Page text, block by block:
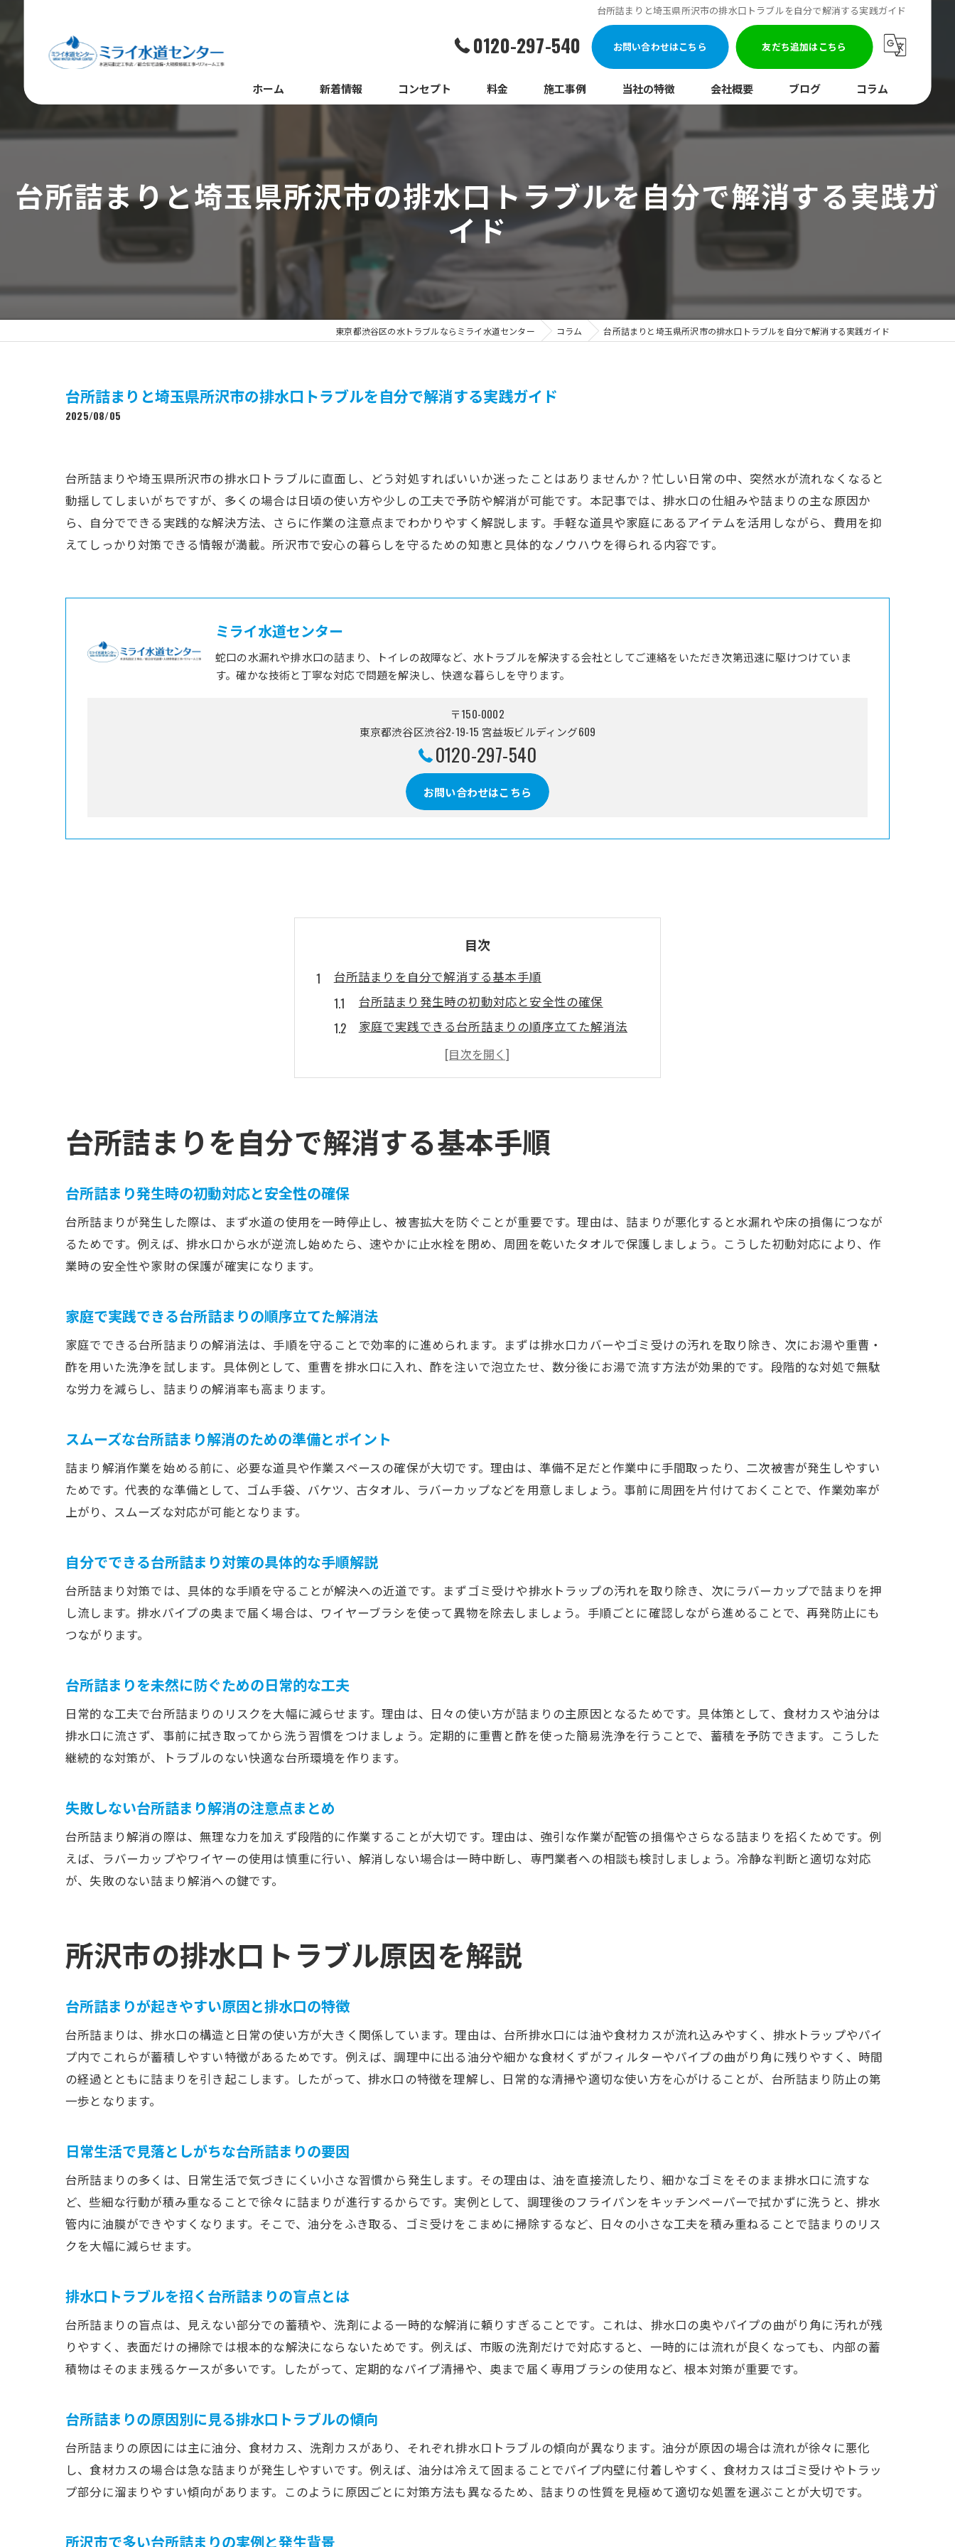
台所詰まりと埼玉県所沢市の排水口トラブルを自分で解消する実践ガイド
0120-297-540 お問い合わせはこちら 友だち追加はこちら
ホーム 新着情報 コンセプト 料金 施工事例 当社の特徴
給湯器
トイレ
会社概要 ブログ コラム
台所詰まりと埼玉県所沢市の排水口トラブルを自分で解消する実践ガ
イド
東京都渋谷区の水トラブルならミライ水道センター コラム 台所詰まりと埼玉県所沢市の排水口トラブルを自分で解消する実践ガイド
台所詰まりと埼玉県所沢市の排水口トラブルを自分で解消する実践ガイド
2025/08/05
台所詰まりや埼玉県所沢市の排水口トラブルに直面し、どう対処すればいいか迷ったことはありませんか？忙しい日常の中、突然水が流れなくなると
動揺してしまいがちですが、多くの場合は日頃の使い方や少しの工夫で予防や解消が可能です。本記事では、排水口の仕組みや詰まりの主な原因か
ら、自分でできる実践的な解決方法、さらに作業の注意点までわかりやすく解説します。手軽な道具や家庭にあるアイテムを活用しながら、費用を抑
えてしっかり対策できる情報が満載。所沢市で安心の暮らしを守るための知恵と具体的なノウハウを得られる内容です。
ミライ水道センター
蛇口の水漏れや排水口の詰まり、トイレの故障など、水トラブルを解決する会社としてご連絡をいただき次第迅速に駆けつけていま
す。確かな技術と丁寧な対応で問題を解決し、快適な暮らしを守ります。
〒150-0002
東京都渋谷区渋谷2-19-15 宮益坂ビルディング609
0120-297-540
お問い合わせはこちら
目次
台所詰まりを自分で解消する基本手順
台所詰まり発生時の初動対応と安全性の確保
家庭で実践できる台所詰まりの順序立てた解消法
スムーズな台所詰まり解消のための準備とポイント
自分でできる台所詰まり対策の具体的な手順解説
失敗しない台所詰まり解消の注意点まとめ
所沢市の排水口トラブル原因を解説
排水口トラブルを招く台所詰まりの盲点とは
台所詰まりの原因別に見る排水口トラブルの傾向
排水口の構造と詰まり予防のコツ
台所詰まりを防ぐための排水口構造の基礎知識
詰まりやすい排水口パーツとメンテナンスの要点
日々の点検で台所詰まりを回避する方法
排水口清掃で台所詰まりを未然に防ぐ秘訣
家庭の道具でできる台所詰まり対策
重曹やクエン酸を使った台所詰まり解消法
手軽にできる台所詰まりの応急処置テクニック
家庭の道具で台所詰まりを改善するポイント
詰まり解消作業でよくある失敗とその回避法
台所詰まり進行を防ぐための作業時の注意事項
日常の掃除習慣で詰まりを防ぐ方法
台所詰まりにならないための掃除頻度とポイント
簡単に続けられる台所詰まり予防の実践方法
台所詰まり業者依頼の前に確認すべき内容
自分で対応できる台所詰まりの判断基準
台所詰まり解消に関する見積もりの確認方法
所沢市で安心して暮らすための水回り知識
台所詰まりを防ぐための水回り基礎知識
台所詰まりから家庭を守る日常の工夫
所沢市で台所詰まりに困らないための総まとめ
台所詰まりを自分で解消する基本手順
台所詰まり発生時の初動対応と安全性の確保
台所詰まりが発生した際は、まず水道の使用を一時停止し、被害拡大を防ぐことが重要です。理由は、詰まりが悪化すると水漏れや床の損傷につなが
るためです。例えば、排水口から水が逆流し始めたら、速やかに止水栓を閉め、周囲を乾いたタオルで保護しましょう。こうした初動対応により、作
業時の安全性や家財の保護が確実になります。
家庭で実践できる台所詰まりの順序立てた解消法
家庭でできる台所詰まりの解消法は、手順を守ることで効率的に進められます。まずは排水口カバーやゴミ受けの汚れを取り除き、次にお湯や重曹・
酢を用いた洗浄を試します。具体例として、重曹を排水口に入れ、酢を注いで泡立たせ、数分後にお湯で流す方法が効果的です。段階的な対処で無駄
な労力を減らし、詰まりの解消率も高まります。
スムーズな台所詰まり解消のための準備とポイント
詰まり解消作業を始める前に、必要な道具や作業スペースの確保が大切です。理由は、準備不足だと作業中に手間取ったり、二次被害が発生しやすい
ためです。代表的な準備として、ゴム手袋、バケツ、古タオル、ラバーカップなどを用意しましょう。事前に周囲を片付けておくことで、作業効率が
上がり、スムーズな対応が可能となります。
自分でできる台所詰まり対策の具体的な手順解説
台所詰まり対策では、具体的な手順を守ることが解決への近道です。まずゴミ受けや排水トラップの汚れを取り除き、次にラバーカップで詰まりを押
し流します。排水パイプの奥まで届く場合は、ワイヤーブラシを使って異物を除去しましょう。手順ごとに確認しながら進めることで、再発防止にも
つながります。
台所詰まりを未然に防ぐための日常的な工夫
日常的な工夫で台所詰まりのリスクを大幅に減らせます。理由は、日々の使い方が詰まりの主原因となるためです。具体策として、食材カスや油分は
排水口に流さず、事前に拭き取ってから洗う習慣をつけましょう。定期的に重曹と酢を使った簡易洗浄を行うことで、蓄積を予防できます。こうした
継続的な対策が、トラブルのない快適な台所環境を作ります。
失敗しない台所詰まり解消の注意点まとめ
台所詰まり解消の際は、無理な力を加えず段階的に作業することが大切です。理由は、強引な作業が配管の損傷やさらなる詰まりを招くためです。例
えば、ラバーカップやワイヤーの使用は慎重に行い、解消しない場合は一時中断し、専門業者への相談も検討しましょう。冷静な判断と適切な対応
が、失敗のない詰まり解消への鍵です。
所沢市の排水口トラブル原因を解説
台所詰まりが起きやすい原因と排水口の特徴
台所詰まりは、排水口の構造と日常の使い方が大きく関係しています。理由は、台所排水口には油や食材カスが流れ込みやすく、排水トラップやパイ
プ内でこれらが蓄積しやすい特徴があるためです。例えば、調理中に出る油分や細かな食材くずがフィルターやパイプの曲がり角に残りやすく、時間
の経過とともに詰まりを引き起こします。したがって、排水口の特徴を理解し、日常的な清掃や適切な使い方を心がけることが、台所詰まり防止の第
一歩となります。
日常生活で見落としがちな台所詰まりの要因
台所詰まりの多くは、日常生活で気づきにくい小さな習慣から発生します。その理由は、油を直接流したり、細かなゴミをそのまま排水口に流すな
ど、些細な行動が積み重なることで徐々に詰まりが進行するからです。実例として、調理後のフライパンをキッチンペーパーで拭かずに洗うと、排水
管内に油膜ができやすくなります。そこで、油分をふき取る、ゴミ受けをこまめに掃除するなど、日々の小さな工夫を積み重ねることで詰まりのリス
クを大幅に減らせます。
排水口トラブルを招く台所詰まりの盲点とは
台所詰まりの盲点は、見えない部分での蓄積や、洗剤による一時的な解消に頼りすぎることです。これは、排水口の奥やパイプの曲がり角に汚れが残
りやすく、表面だけの掃除では根本的な解決にならないためです。例えば、市販の洗剤だけで対応すると、一時的には流れが良くなっても、内部の蓄
積物はそのまま残るケースが多いです。したがって、定期的なパイプ清掃や、奥まで届く専用ブラシの使用など、根本対策が重要です。
台所詰まりの原因別に見る排水口トラブルの傾向
台所詰まりの原因には主に油分、食材カス、洗剤カスがあり、それぞれ排水口トラブルの傾向が異なります。油分が原因の場合は流れが徐々に悪化
し、食材カスの場合は急な詰まりが発生しやすいです。例えば、油分は冷えて固まることでパイプ内壁に付着しやすく、食材カスはゴミ受けやトラッ
プ部分に溜まりやすい傾向があります。このように原因ごとに対策方法も異なるため、詰まりの性質を見極めて適切な処置を選ぶことが大切です。
所沢市で多い台所詰まりの実例と発生背景